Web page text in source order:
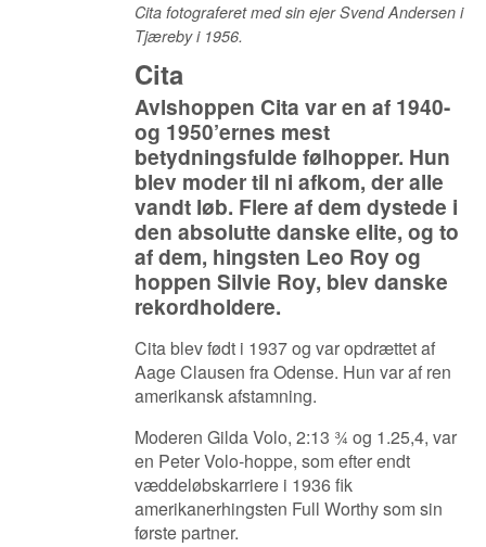
Cita fotograferet med sin ejer Svend Andersen i
Tjæreby i 1956.
Cita
Avlshoppen Cita var en af 1940-
og 1950’ernes mest
betydningsfulde følhopper. Hun
blev moder til ni afkom, der alle
vandt løb. Flere af dem dystede i
den absolutte danske elite, og to
af dem, hingsten Leo Roy og
hoppen Silvie Roy, blev danske
rekordholdere.
Cita blev født i 1937 og var opdrættet af
Aage Clausen fra Odense. Hun var af ren
amerikansk afstamning.
Moderen Gilda Volo, 2:13 ¾ og 1.25,4, var
en Peter Volo-hoppe, som efter endt
væddeløbskarriere i 1936 fik
amerikanerhingsten Full Worthy som sin
første partner.